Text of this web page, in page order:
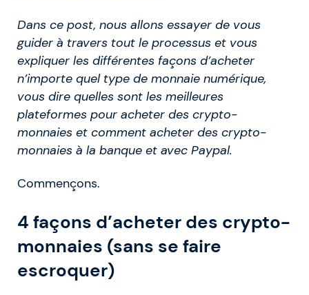
Dans ce post, nous allons essayer de vous
guider à travers tout le processus et vous
expliquer les différentes façons d’acheter
n’importe quel type de monnaie numérique,
vous dire quelles sont les meilleures
plateformes pour acheter des crypto-
monnaies et comment acheter des crypto-
monnaies à la banque et avec Paypal.
Commençons.
4 façons d’acheter des crypto-
monnaies (sans se faire
escroquer)